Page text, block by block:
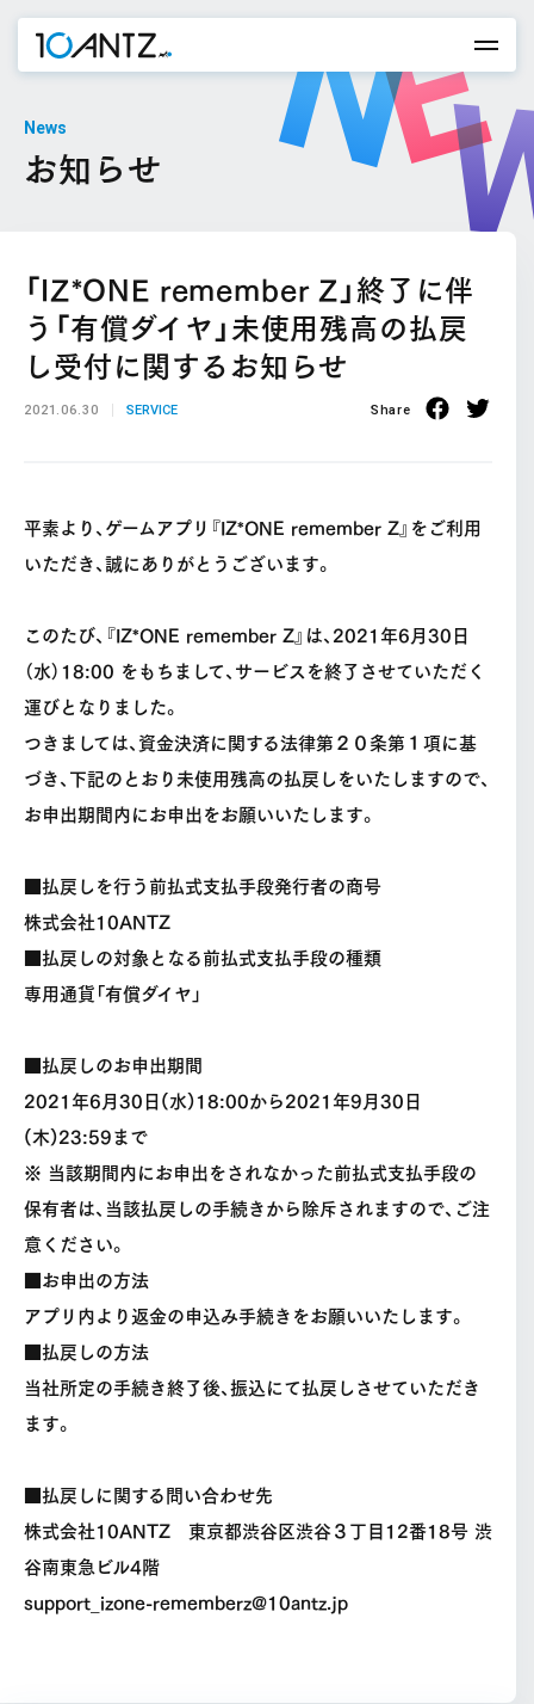
News
お知らせ
「IZ*ONE remember Z」終了に伴
う「有償ダイヤ」未使用残高の払戻
し受付に関するお知らせ
2021.06.30 SERVICE Share
平素より、ゲームアプリ『IZ*ONE remember Z』をご利用
いただき、誠にありがとうございます。
このたび、『IZ*ONE remember Z』は、2021年6月30日
（水）18:00 をもちまして、サービスを終了させていただく
運びとなりました。
つきましては、資金決済に関する法律第２０条第１項に基
づき、下記のとおり未使用残高の払戻しをいたしますので、
お申出期間内にお申出をお願いいたします。
■払戻しを行う前払式支払手段発行者の商号
株式会社10ANTZ
■払戻しの対象となる前払式支払手段の種類
専用通貨「有償ダイヤ」
■払戻しのお申出期間
2021年6月30日(水)18:00から2021年9月30日
(木)23:59まで
※ 当該期間内にお申出をされなかった前払式支払手段の
保有者は、当該払戻しの手続きから除斥されますので、ご注
意ください。
■お申出の方法
アプリ内より返金の申込み手続きをお願いいたします。
■払戻しの方法
当社所定の手続き終了後、振込にて払戻しさせていただき
ます。
■払戻しに関する問い合わせ先
株式会社10ANTZ 東京都渋谷区渋谷３丁目12番18号 渋
谷南東急ビル4階
support_izone-rememberz@10antz.jp